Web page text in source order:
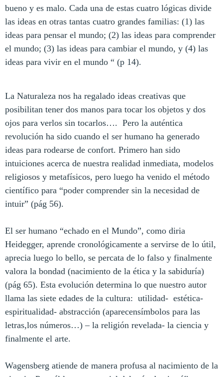
bueno y es malo. Cada una de estas cuatro lógicas divide
las ideas en otras tantas cuatro grandes familias: (1) las
ideas para pensar el mundo; (2) las ideas para comprender
el mundo; (3) las ideas para cambiar el mundo, y (4) las
ideas para vivir en el mundo “ (p 14).
La Naturaleza nos ha regalado ideas creativas que
posibilitan tener dos manos para tocar los objetos y dos
ojos para verlos sin tocarlos…. Pero la auténtica
revolución ha sido cuando el ser humano ha generado
ideas para rodearse de confort. Primero han sido
intuiciones acerca de nuestra realidad inmediata, modelos
religiosos y metafísicos, pero luego ha venido el método
científico para “poder comprender sin la necesidad de
intuir” (pág 56).
El ser humano “echado en el Mundo”, como diria
Heidegger, aprende cronológicamente a servirse de lo útil,
aprecia luego lo bello, se percata de lo falso y finalmente
valora la bondad (nacimiento de la ética y la sabiduría)
(pág 65). Esta evolución determina lo que nuestro autor
llama las siete edades de la cultura: utilidad- estética-
espiritualidad- abstracción (aparecensímbolos para las
letras,los números…) – la religión revelada- la ciencia y
finalmente el arte.
Wagensberg atiende de manera profusa al nacimiento de la